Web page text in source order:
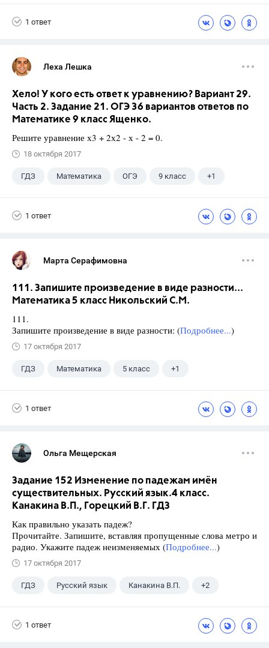
1 ответ
Леха Лешка
Хело! У кого есть ответ к уравнению? Вариант 29.
Часть 2. Задание 21. ОГЭ 36 вариантов ответов по
Математике 9 класс Ященко.
Решите уравнение х3 + 2х2 - х - 2 = 0.
18 октября 2017
ГДЗ Математика ОГЭ 9 класс +1
1 ответ
Марта Серафимовна
111. Запишите произведение в виде разности...
Математика 5 класс Никольский С.М.
111.
Запишите произведение в виде разности: (Подробнее...)
17 октября 2017
ГДЗ Математика 5 класс +1
1 ответ
Ольга Мещерская
Задание 152 Изменение по падежам имён
существительных. Русский язык.4 класс.
Канакина В.П., Горецкий В.Г. ГДЗ
Как правильно указать падеж?
Прочитайте. Запишите, вставляя пропущенные слова метро и
радио. Укажите падеж неизменяемых (Подробнее...)
17 октября 2017
ГДЗ Русский язык Канакина В.П. +2
1 ответ